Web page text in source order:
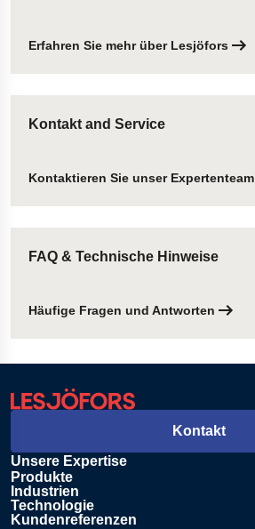
Erfahren Sie mehr über Lesjöfors
Kontakt and Service
Kontaktieren Sie unser Expertenteam
FAQ & Technische Hinweise
Häufige Fragen und Antworten
Unsere Expertise
Produkte
Industrien
Technologie
Kundenreferenzen
Kontakt